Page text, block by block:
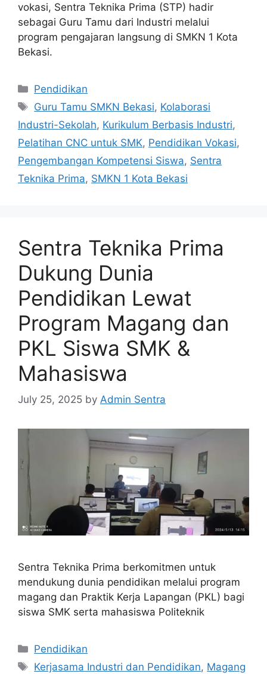
vokasi, Sentra Teknika Prima (STP) hadir
sebagai Guru Tamu dari Industri melalui
program pengajaran langsung di SMKN 1 Kota
Bekasi.
Categories
Pendidikan
Tags
Guru Tamu SMKN Bekasi, Kolaborasi
Industri-Sekolah, Kurikulum Berbasis Industri,
Pelatihan CNC untuk SMK, Pendidikan Vokasi,
Pengembangan Kompetensi Siswa, Sentra
Teknika Prima, SMKN 1 Kota Bekasi
Sentra Teknika Prima
Dukung Dunia
Pendidikan Lewat
Program Magang dan
PKL Siswa SMK &
Mahasiswa
July 25, 2025 by Admin Sentra
Sentra Teknika Prima berkomitmen untuk
mendukung dunia pendidikan melalui program
magang dan Praktik Kerja Lapangan (PKL) bagi
siswa SMK serta mahasiswa Politeknik
Categories
Pendidikan
Tags
Kerjasama Industri dan Pendidikan, Magang